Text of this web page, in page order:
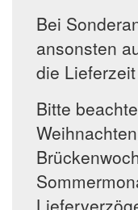
Bei
ansonsten
die
Bitte